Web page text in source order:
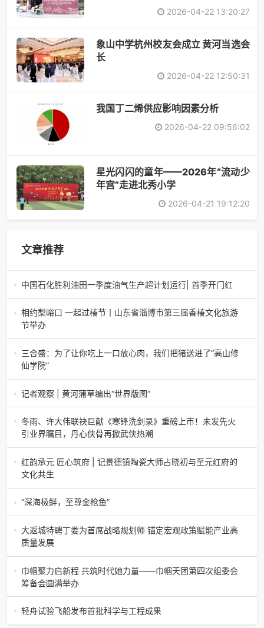
2026-04-22 13:20:27
象山中学杭州校友会成立 黄河当选会
长
2026-04-22 12:50:31
​我国丁二烯供应影响因素分析
2026-04-22 09:56:02
星光闪闪的童年——2026年“流动少
年宫”走进北秀小学
2026-04-21 19:12:20
文章推荐
中国石化胜利油田一季度油气生产超计划运行| 首季开门红
中国石化胜利油田一季度油气生产超计划运行| 首季开门红济
南电（记者 瑞夫 胜宣）2026年一季度，中国石化胜利油田
生产原油585.86万吨，天
相约梨峪口 一起过椿节丨山东省淄博市第三届香椿文化旅游
节举办
相约梨峪口 一起过椿节丨山东省淄博市第三届香椿文化旅游
节举办济南电（记者 瑞夫）4月18日，山东省淄博市第三届
香椿文化旅游节暨党建
三合盛：为了让你吃上一口放心肉，我们把猪送进了“高山修
仙学院”
三合盛：为了让你吃上一口放心肉，我们把猪送进了“高山修
仙学院”很多人问我，现在的生鲜赛道已经卷成麻花了，为什
么三合盛的“认养一头
记者观察 | 黄河蒲草编出“世界版图”
记者观察 | 黄河蒲草编出“世界版图”山东高青农妇的30年“草
根逆袭”路济南电（记者 瑞夫 王克军 郭克烁）一根黄河滩上
的蒲草，能走多
冬雨、许大伟联袂巨献《寒锋洗剑录》重磅上市！未发先火
引业界瞩目，丹心侠骨再掀武侠热潮
【新书首发】冬雨、许大伟联袂巨献《寒锋洗剑录》重磅上
市！未发先火引业界瞩目，丹心侠骨再掀武侠热潮（文/梵
可）近日，备受业界与读者双
红韵承元 匠心筑府 | 记景德镇陶瓷大师占晓初与至元红府的
文化共生
（中国晨报头条讯）景德镇的窑火，千年不熄，淬炼出无数
陶瓷瑰宝；元代釉里红的一抹艳红，穿越七百年岁月，成为
“深海极鲜，至尊金枪鱼”
“深海极鲜，至尊金枪鱼”苏州吴中白金汉爵大酒店蓝鳍金枪鱼
开鱼品鉴仪式圆满落幕2026年4月17日，江苏省苏州市吴中
白金汉爵大酒店大
大返城特聘丁娄为首席战略规划师 锚定宏观政策赋能产业高
质量发展
2026年4月16日，大返城（浙江）科技有限公司隆重举行签
约仪式，正式特聘丁娄先生担任公司首席战略规划师。此次
强强联合，是大返城集团深度
巾帼聚力启新程 共筑时代她力量——巾帼天团第四次组委会
筹备会圆满举办
巾帼聚力启新程 共筑时代她力量——巾帼天团第四次组委会
筹备会圆满举办2026年4月15日，巾帼天团第四次组委会筹
轻舟试验飞船发布首批科学与工程成果